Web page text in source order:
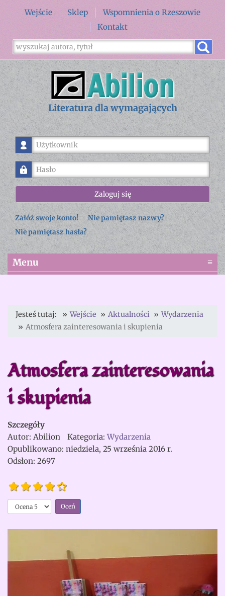
Wejście Sklep
Wspomnienia o Rzeszowie
Kontakt
Literatura dla wymagających
Użytkownik
Hasło
Zaloguj się
Załóż swoje konto!
Nie pamiętasz nazwy?
Nie pamiętasz hasła?
Menu ≡
Jesteś tutaj: Wejście Aktualności
Wydarzenia
Atmosfera zainteresowania i skupienia
Atmosfera zainteresowania
i skupienia
Szczegóły
Autor: Abilion Kategoria: Wydarzenia
Opublikowano: niedziela, 25 września 2016 r.
Odsłon: 2697
Atmosfera
zainteresowania
i skupienia
Opinia
Proszę,